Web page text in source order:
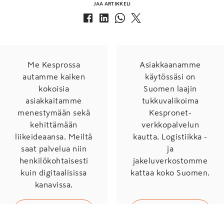
JAA ARTIKKELI
Me Kesprossa
autamme kaiken
kokoisia
asiakkaitamme
menestymään sekä
kehittämään
liikeideaansa. Meiltä
saat palvelua niin
henkilökohtaisesti
kuin digitaalisissa
kanavissa.
Asiakkaanamme
käytössäsi on
Suomen laajin
tukkuvalikoima
Kespronet-
verkkopalvelun
kautta. Logistiikka -
ja
jakeluverkostomme
kattaa koko Suomen.